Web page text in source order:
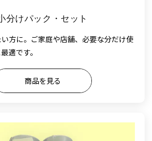
分けパック・セット
方に。ご家庭や店舗、必要な分だけ使
適です。
商品を見る